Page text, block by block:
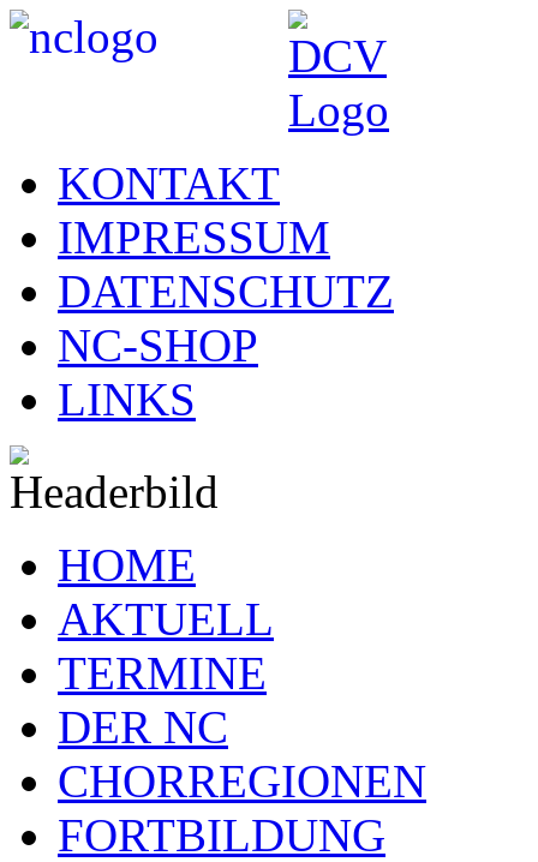
KONTAKT
IMPRESSUM
DATENSCHUTZ
NC-SHOP
LINKS
HOME
AKTUELL
TERMINE
DER NC
CHORREGIONEN
FORTBILDUNG